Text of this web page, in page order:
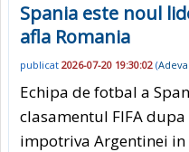
Spania este noul
afla Romania
publicat 2026-07-20 19:30:02 (
Echipa de fotbal a
clasamentul FIFA
impotriva Argentinei